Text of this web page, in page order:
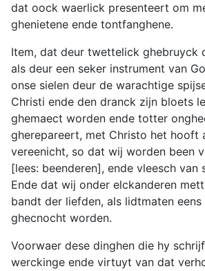
dat oock waerlick presenteert om
ghenietene ende tontfanghene.
Item, dat deur twettelick ghebruyck
als deur een seker instrument van
onse sielen deur de warachtige
Christi ende den dranck zijn bloets
ghemaect worden ende totter
gherepareert, met Christo het hooft
vereenicht, so dat wij worden been
[lees: beenderen], ende vleesch van
Ende dat wij onder elckanderen
bandt der liefden, als lidtmaten eens
ghecnocht worden.
Voorwaer dese dinghen die hy
werckinge ende virtuyt van dat